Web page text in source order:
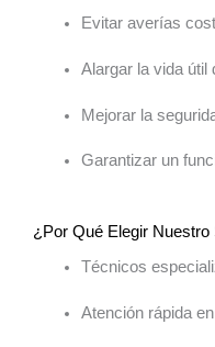
Evitar averías
Alargar la vida útil
Mejorar la
Garantizar un
¿Por Qué Elegir
Técnicos
Atención rápida